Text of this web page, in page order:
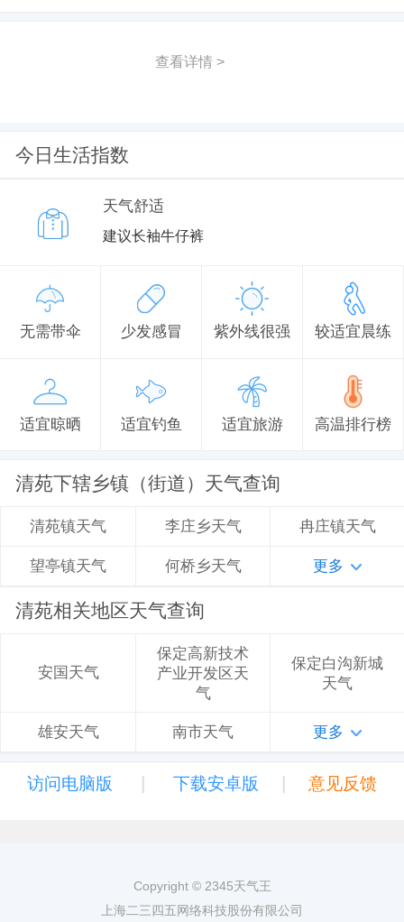
查看详情 >
今日生活指数
天气舒适
建议长袖牛仔裤
无需带伞 少发感冒 紫外线很强 较适宜晨练
适宜晾晒 适宜钓鱼 适宜旅游 高温排行榜
清苑下辖乡镇（街道）天气查询
清苑镇天气 李庄乡天气 冉庄镇天气
望亭镇天气 何桥乡天气 更多
清苑相关地区天气查询
安国天气
保定高新技术
产业开发区天
气
保定白沟新城
天气
雄安天气 南市天气 更多
访问电脑版 | 下载安卓版 | 意见反馈
Copyright © 2345天气王
上海二三四五网络科技股份有限公司